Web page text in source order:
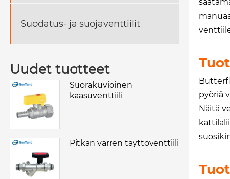
Suodatus- ja suojaventtiilit
Uudet tuotteet
Suorakuvioinen
kaasuventtiili
Pitkän varren täyttöventtiili
pyöriä
Näitä